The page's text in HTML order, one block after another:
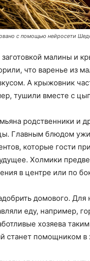
с помощью нейросети
малины и
что варенье из
А крыжовник
тушили вместе с
родственники и
Главным блюдом
которые гости
Холмики
в центре или по
домового.
еду, например,
хозяева
станет помощником в